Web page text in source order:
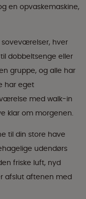
en opvaskemaskine,
hver
dobbeltsenge eller
gruppe, og alle har
har eget
med walk-in
klar om morgenen.
til din store have
udendørs
friske luft, nyd
afslut aftenen med